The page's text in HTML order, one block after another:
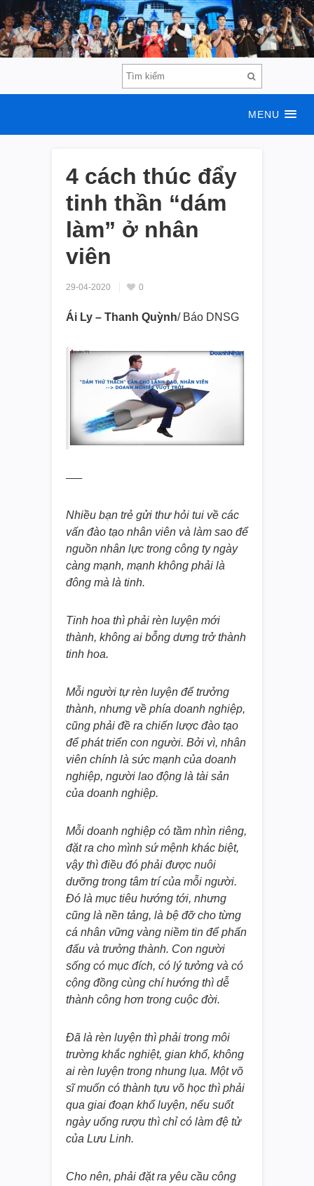
MENU
4 cách thúc đẩy
tinh thần “dám
làm” ở nhân
viên
29-04-2020 0
Ái Ly – Thanh Quỳnh/ Báo DNSG
—–
Nhiều bạn trẻ gửi thư hỏi tui về các
vấn đào tạo nhân viên và làm sao để
nguồn nhân lực trong công ty ngày
càng mạnh, mạnh không phải là
đông mà là tinh.
Tinh hoa thì phải rèn luyện mới
thành, không ai bỗng dưng trở thành
tinh hoa.
Mỗi người tự rèn luyện để trưởng
thành, nhưng về phía doanh nghiệp,
cũng phải đề ra chiến lược đào tạo
để phát triển con người. Bởi vì, nhân
viên chính là sức mạnh của doanh
nghiệp, người lao động là tài sản
của doanh nghiệp.
Mỗi doanh nghiệp có tầm nhìn riêng,
đặt ra cho mình sứ mệnh khác biệt,
vậy thì điều đó phải được nuôi
dưỡng trong tâm trí của mỗi người.
Đó là mục tiêu hướng tới, nhưng
cũng là nền tảng, là bệ đỡ cho từng
cá nhân vững vàng niềm tin để phấn
đấu và trưởng thành. Con người
sống có mục đích, có lý tưởng và có
cộng đồng cùng chí hướng thì dễ
thành công hơn trong cuộc đời.
Đã là rèn luyện thì phải trong môi
trường khắc nghiệt, gian khổ, không
ai rèn luyện trong nhung lụa. Một võ
sĩ muốn có thành tựu võ học thì phải
qua giai đoạn khổ luyện, nếu suốt
ngày uống rượu thì chỉ có làm đệ tử
của Lưu Linh.
Cho nên, phải đặt ra yêu cầu công